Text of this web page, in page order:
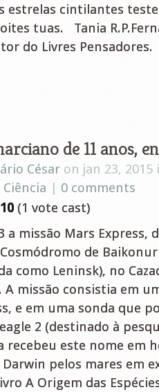
estrelas cintilantes
tuas. Tania
do Livres Pensadores.
de 11 anos,
César on jan 23,
Ciência | 0 comments
10 (1 vote cast)
a missão Mars Express,
de
como Leninsk), no
A missão consistia em
e em uma sonda que
2 (destinado à
recebeu este nome em
pelos mares em
A Origem das